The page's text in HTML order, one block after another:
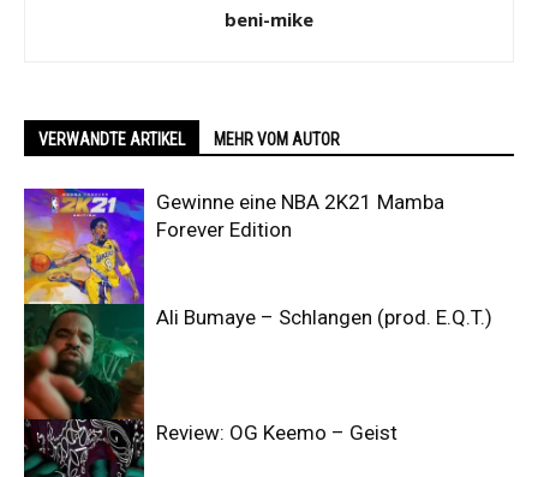
beni-mike
VERWANDTE ARTIKEL MEHR VOM AUTOR
Gewinne eine NBA 2K21 Mamba
Forever Edition
Ali Bumaye – Schlangen (prod. E.Q.T.)
Review: OG Keemo – Geist